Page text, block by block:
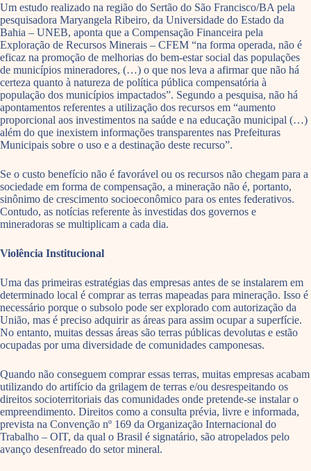
Um estudo realizado na região do Sertão do São Francisco/BA pela
pesquisadora Maryangela Ribeiro, da Universidade do Estado da
Bahia – UNEB, aponta que a Compensação Financeira pela
Exploração de Recursos Minerais – CFEM “na forma operada, não é
eficaz na promoção de melhorias do bem-estar social das populações
de municípios mineradores, (…) o que nos leva a afirmar que não há
certeza quanto à natureza de política pública compensatória à
população dos municípios impactados”. Segundo a pesquisa, não há
apontamentos referentes a utilização dos recursos em “aumento
proporcional aos investimentos na saúde e na educação municipal (…)
além do que inexistem informações transparentes nas Prefeituras
Municipais sobre o uso e a destinação deste recurso”.
Se o custo benefício não é favorável ou os recursos não chegam para a
sociedade em forma de compensação, a mineração não é, portanto,
sinônimo de crescimento socioeconômico para os entes federativos.
Contudo, as notícias referente às investidas dos governos e
mineradoras se multiplicam a cada dia.
Violência Institucional
Uma das primeiras estratégias das empresas antes de se instalarem em
determinado local é comprar as terras mapeadas para mineração. Isso é
necessário porque o subsolo pode ser explorado com autorização da
União, mas é preciso adquirir as áreas para assim ocupar a superfície.
No entanto, muitas dessas áreas são terras públicas devolutas e estão
ocupadas por uma diversidade de comunidades camponesas.
Quando não conseguem comprar essas terras, muitas empresas acabam
utilizando do artifício da grilagem de terras e/ou desrespeitando os
direitos socioterritoriais das comunidades onde pretende-se instalar o
empreendimento. Direitos como a consulta prévia, livre e informada,
prevista na Convenção nº 169 da Organização Internacional do
Trabalho – OIT, da qual o Brasil é signatário, são atropelados pelo
avanço desenfreado do setor mineral.